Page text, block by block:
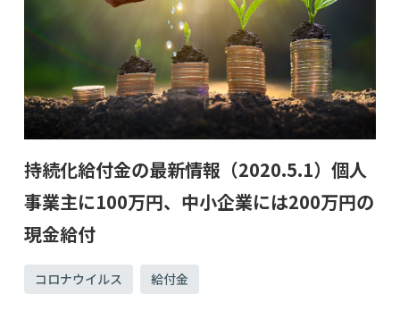
持続化給付金の最新情報（2020.5.1）個人
事業主に100万円、中小企業には200万円の
現金給付
コロナウイルス 給付金